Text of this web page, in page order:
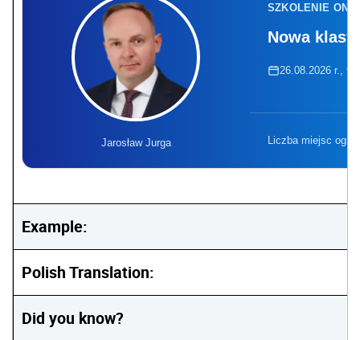
Jarosław Jurga
SZKOLENIE
Nowa
26.08.2026 r.,
Liczba miejsc
Example:
Polish Translation:
Did you know?